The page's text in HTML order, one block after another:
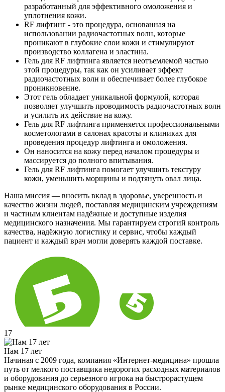
разработанный для эффективного омоложения и
уплотнения кожи.
RF лифтинг - это процедура, основанная на
использовании радиочастотных волн, которые
проникают в глубокие слои кожи и стимулируют
производство коллагена и эластина.
Гель для RF лифтинга является неотъемлемой частью
этой процедуры, так как он усиливает эффект
радиочастотных волн и обеспечивает более глубокое
проникновение.
Этот гель обладает уникальной формулой, которая
позволяет улучшить проводимость радиочастотных волн
и усилить их действие на кожу.
Гель для RF лифтинга применяется профессиональными
косметологами в салонах красоты и клиниках для
проведения процедур лифтинга и омоложения.
Он наносится на кожу перед началом процедуры и
массируется до полного впитывания.
Гель для RF лифтинга помогает улучшить текстуру
кожи, уменьшить морщины и подтянуть овал лица.
Наша миссия — вносить вклад в здоровье, уверенность и
качество жизни людей, поставляя медицинским учреждениям
и частным клиентам надёжные и доступные изделия
медицинского назначения. Мы гарантируем строгий контроль
качества, надёжную логистику и сервис, чтобы каждый
пациент и каждый врач могли доверять каждой поставке.
17
Нам 17 лет
Начиная с 2009 года, компания «Интернет-медицина» прошла
путь от мелкого поставщика недорогих расходных материалов
и оборудования до серьезного игрока на быстрорастущем
рынке медицинского оборудования в России.